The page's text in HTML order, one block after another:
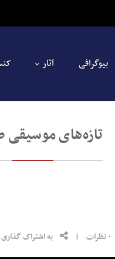
بیوگرافی آثار
تازه‌های
۰ نظرات | به اشتراک گذاری